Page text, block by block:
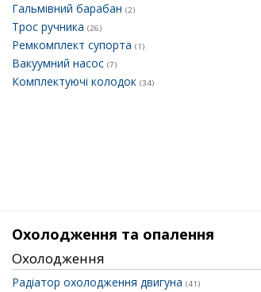
Гальмівний барабан (2)
Трос ручника (26)
Ремкомплект супорта (1)
Вакуумний насос (7)
Комплектуючі колодок (34)
Охолодження та опалення
Охолодження
Радіатор охолодження двигуна (41)